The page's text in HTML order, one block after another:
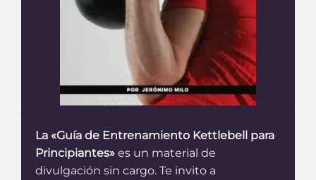
La «Guía de Entrenamiento Kettlebell para
Principiantes» es un material de
divulgación sin cargo. Te invito a